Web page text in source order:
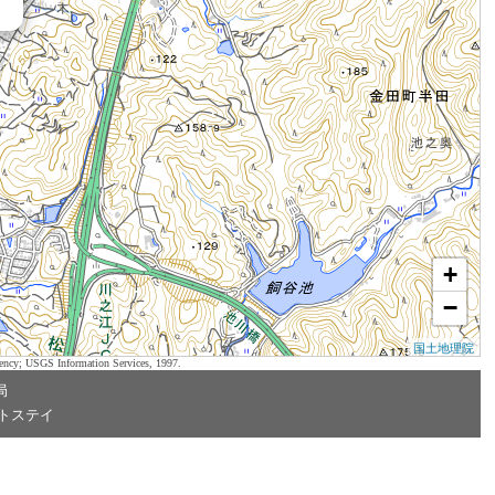
+
−
国土地理院
USGS Information Services, 1997.
ステイ